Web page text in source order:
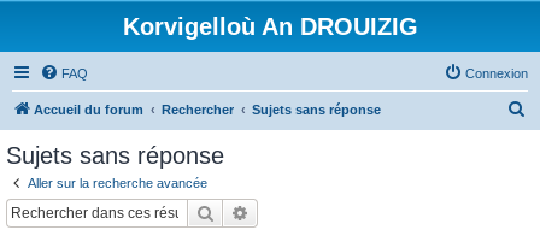
Korvigelloù An DROUIZIG
FAQ Connexion
Accueil du forum Rechercher Sujets sans réponse
Sujets sans réponse
Aller sur la recherche avancée
Rechercher